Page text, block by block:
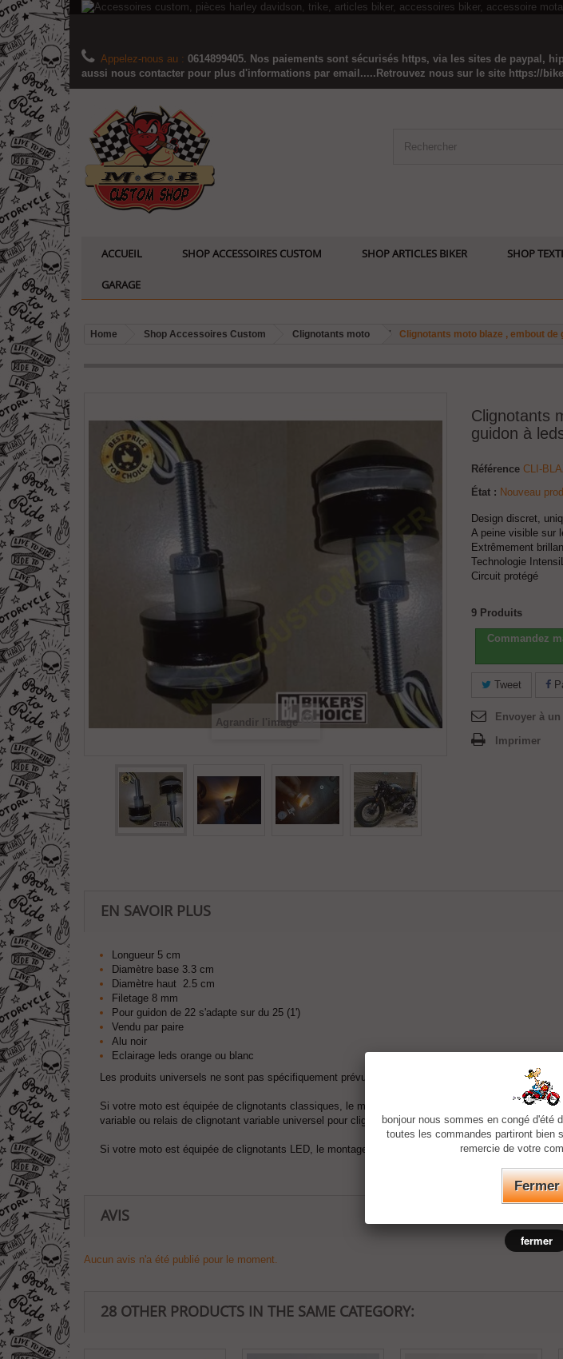
Appelez-nous au : 0614899405. Nos paiements sont sécurisés https, via les sites de paypal,
aussi nous contacter pour plus d'informations par email.....Retrouvez nous sur le site https://
ACCUEIL SHOP ACCESSOIRES CUSTOM SHOP ARTICLES BIKER SHOP
GARAGE
Home Shop Accessoires Custom Clignotants moto Clignotants moto blaze , embout de
Agrandir l'image
Clignotants
guidon à
Référence CLI-
État : Nouveau
Design discret,
A peine visible sur
Extrêmement
Technologie
Circuit protégé
9 Produits
Commandez
Tweet
Envoyer à
Imprimer
EN SAVOIR PLUS
Longueur 5 cm
Diamètre base 3.3 cm
Diamètre haut 2.5 cm
Filetage 8 mm
Pour guidon de 22 s'adapte sur du 25 (1')
Vendu par paire
Alu noir
Eclairage leds orange ou blanc
Les produits universels ne sont pas spécifiquement prévus pour votre machine, et peuvent
Si votre moto est équipée de clignotants classiques, le montage de clignotants à leds nécessitera
variable ou relais de clignotant variable universel pour clignotant leds afin d'assurer une fréquence
Si votre moto est équipée de clignotants LED, le montage de résistances ou d'un relais variable
AVIS
Aucun avis n'a été publié pour le moment.
28 OTHER PRODUCTS IN THE SAME CATEGORY:
bonjour nous sommes en congé d'été
toutes les commandes partiront bien
remercie de votre
Fermer
fermer